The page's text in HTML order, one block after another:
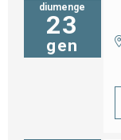
diumenge
23
gen